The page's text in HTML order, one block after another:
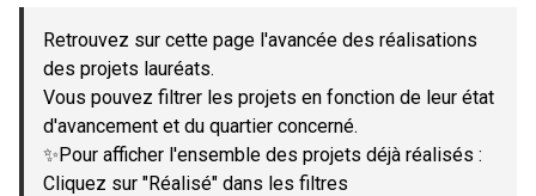
−
Retrouvez sur cette page l'avancée des réalisations
des projets lauréats.
Vous pouvez filtrer les projets en fonction de leur état
d'avancement et du quartier concerné.
✨Pour afficher l'ensemble des projets déjà réalisés :
Cliquez sur "Réalisé" dans les filtres